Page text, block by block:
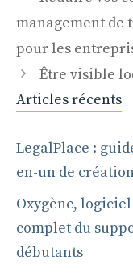
management de
pour les
Être visible
Articles récents
LegalPlace :
en-un de
Oxygène,
complet du
débutants